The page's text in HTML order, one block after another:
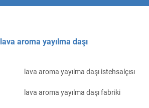
lava aroma yayılma daşı
lava aroma yayılma daşı istehsalçısı
lava aroma yayılma daşı fabriki